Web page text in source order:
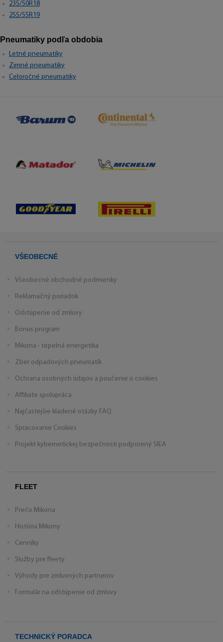
235/50R18
255/55R19
Pneumatiky podľa obdobia
Letné pneumatiky
Zimné pneumatiky
Celoročné pneumatiky
VŠEOBECNÉ
Všeobecné obchodné podmienky
Reklamačný poriadok
Odstúpenie od zmluvy
Bonus program
Mikona - tepelná energetika
Zber odpadových pneumatík
Ochrana osobných údajov a poučenie o cookies
Affiliate spolupráca
Najčastejšie kladené otázky FAQ
Spracovanie Cookies
Projekt kybernetickej bezpečnosti podporený SIEA
FLEET
Prečo Mikona
História Mikony
Cenníky
Služby pre fleety
Výhody pre zmluvných partnerov
Formulár na odstúpenie od zmluvy
TECHNICKÝ PORADCA